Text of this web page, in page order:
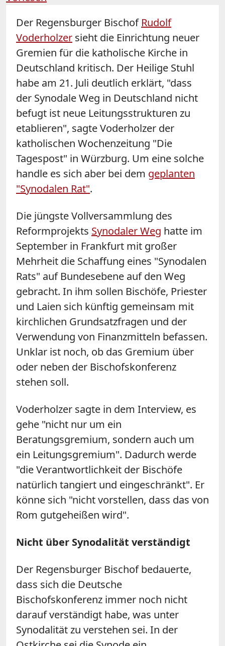
Der Regensburger Bischof Rudolf
Voderholzer sieht die Einrichtung neuer
Gremien für die katholische Kirche in
Deutschland kritisch. Der Heilige Stuhl
habe am 21. Juli deutlich erklärt, "dass
der Synodale Weg in Deutschland nicht
befugt ist neue Leitungsstrukturen zu
etablieren", sagte Voderholzer der
katholischen Wochenzeitung "Die
Tagespost" in Würzburg. Um eine solche
handle es sich aber bei dem geplanten
"Synodalen Rat".
Die jüngste Vollversammlung des
Reformprojekts Synodaler Weg hatte im
September in Frankfurt mit großer
Mehrheit die Schaffung eines "Synodalen
Rats" auf Bundesebene auf den Weg
gebracht. In ihm sollen Bischöfe, Priester
und Laien sich künftig gemeinsam mit
kirchlichen Grundsatzfragen und der
Verwendung von Finanzmitteln befassen.
Unklar ist noch, ob das Gremium über
oder neben der Bischofskonferenz
stehen soll.
Voderholzer sagte in dem Interview, es
gehe "nicht nur um ein
Beratungsgremium, sondern auch um
ein Leitungsgremium". Dadurch werde
"die Verantwortlichkeit der Bischöfe
natürlich tangiert und eingeschränkt". Er
könne sich "nicht vorstellen, dass das von
Rom gutgeheißen wird".
Nicht über Synodalität verständigt
Der Regensburger Bischof bedauerte,
dass sich die Deutsche
Bischofskonferenz immer noch nicht
darauf verständigt habe, was unter
Synodalität zu verstehen sei. In der